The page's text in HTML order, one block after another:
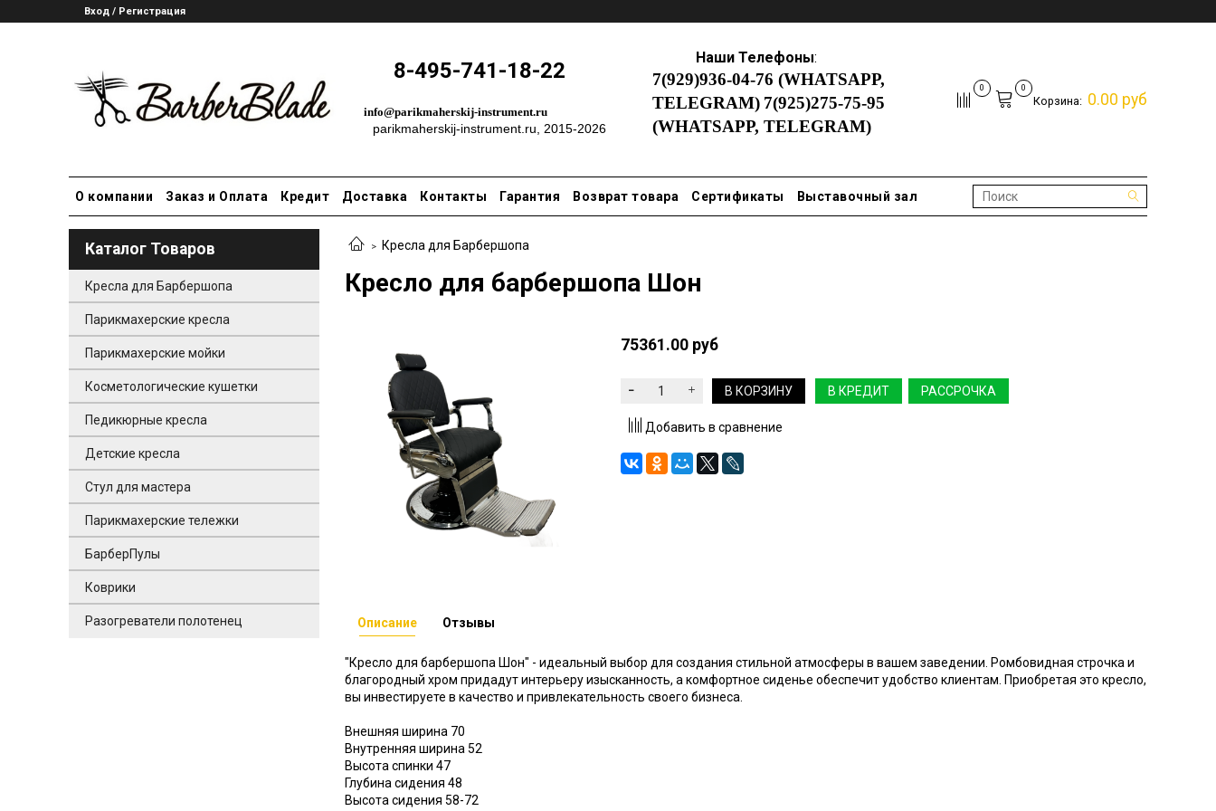
Вход / Регистрация
8-495-741-18-22
info@parikmaherskij-instrument.ru
parikmaherskij-instrument.ru , 2015-2026
Наши Телефоны:
7(929)936-04-76 (WHATSAPP,
TELEGRAM) 7(925)275-75-95
(WHATSAPP,TELEGRAM)
0 0
Корзина: 0.00 руб
О компании Заказ и Оплата Кредит Доставка Контакты Гарантия Возврат товара Сертификаты Выставочный зал
Кресла для Барбершопа
Кресло для барбершопа Шон
75361.00 руб
В КОРЗИНУ В КРЕДИТ РАССРОЧКА
Добавить в сравнение
Описание
"Кресло для барбершопа Шон" - идеальный выбор для создания стильной атмосферы в вашем заведении. Ромбовидная строчка и
благородный хром придадут интерьеру изысканность, а комфортное сиденье обеспечит удобство клиентам. Приобретая это кресло,
вы инвестируете в качество и привлекательность своего бизнеса.
Внешняя ширина 70
Внутренняя ширина 52
Высота спинки 47
Глубина сидения 48
Высота сидения 58-72
Отзывы
Каталог Товаров
Кресла для Барбершопа
Парикмахерские кресла
Парикмахерские мойки
Косметологические кушетки
Педикюрные кресла
Детские кресла
Стул для мастера
Парикмахерские тележки
БарберПулы
Коврики
Разогреватели полотенец